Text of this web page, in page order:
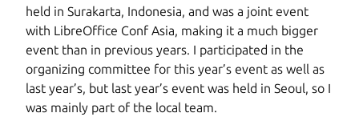
held in Surakarta, Indonesia, and was a joint event
with LibreOffice Conf Asia, making it a much bigger
event than in previous years. I participated in the
organizing committee for this year’s event as well as
last year’s, but last year’s event was held in Seoul, so I
was mainly part of the local team.